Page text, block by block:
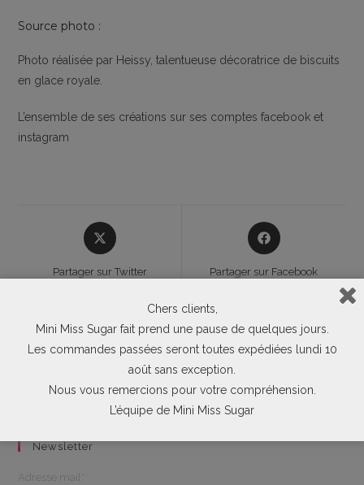
Source photo :
Photo réalisée par Heissy, talentueuse décoratrice de biscuits
en glace royale.
L’ensemble de ses créations sur ses comptes facebook et
instagram
Opens
in
new
Partager sur Twitter
Opens
in
new
Partager sur Facebook
Opens
a
new
window
Envoyer ce produit par e-mail
Newsletter
Adresse mail*
Chers clients,
Mini Miss Sugar fait prend une pause de quelques jours.
Les commandes passées seront toutes expédiées lundi 10
août sans exception.
Nous vous remercions pour votre compréhension.
L’équipe de Mini Miss Sugar